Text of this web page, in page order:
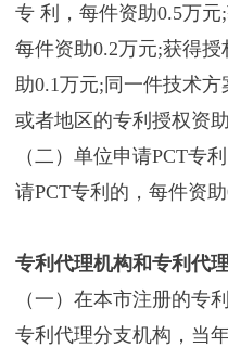
专 利，每件资助0.5万元
每件资助0.2万元;获得
助0.1万元;同一件技术
或者地区的专利授权资助
（二）单位申请PCT专
请PCT专利的，每件资助
专利代理机构和专利代
（一）在本市注册的专
专利代理分支机构，当